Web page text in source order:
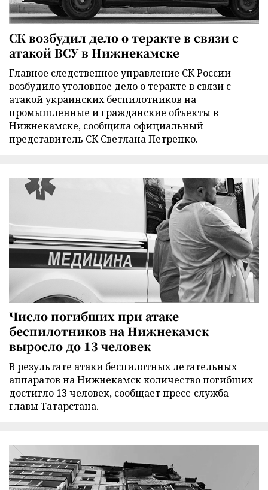
СК возбудил дело о теракте в связи с
атакой ВСУ в Нижнекамске
Главное следственное управление СК России
возбудило уголовное дело о теракте в связи с
атакой украинских беспилотников на
промышленные и гражданские объекты в
Нижнекамске, сообщила официальный
представитель СК Светлана Петренко.
Число погибших при атаке
беспилотников на Нижнекамск
выросло до 13 человек
В результате атаки беспилотных летательных
аппаратов на Нижнекамск количество погибших
достигло 13 человек, сообщает пресс-служба
главы Татарстана.